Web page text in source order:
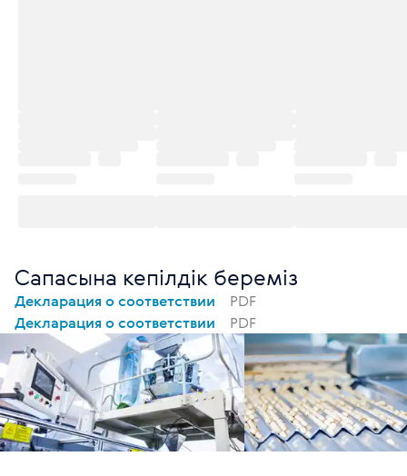
Сапасына кепілдік береміз
Декларация о соответствии
PDF
Декларация о соответствии
PDF